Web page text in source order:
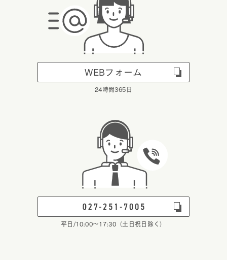
WEBフォーム
24時間365日
平日/10:00～17:30（土日祝日除く）